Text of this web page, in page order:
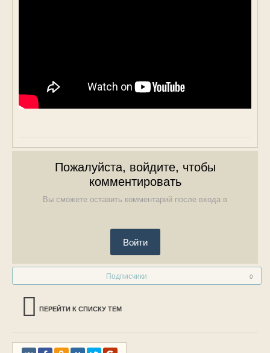
Пожалуйста, войдите, чтобы
комментировать
Вы сможете оставить комментарий после входа в
Войти
Подписчики 0
ПЕРЕЙТИ К СПИСКУ ТЕМ